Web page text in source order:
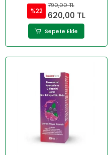
%22
790,00 TL
620,00 TL
Sepete Ekle